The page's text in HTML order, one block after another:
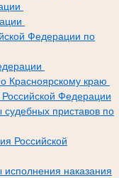
Федерации по
Красноярскому краю
Федерации
приставов по
Российской
наказания